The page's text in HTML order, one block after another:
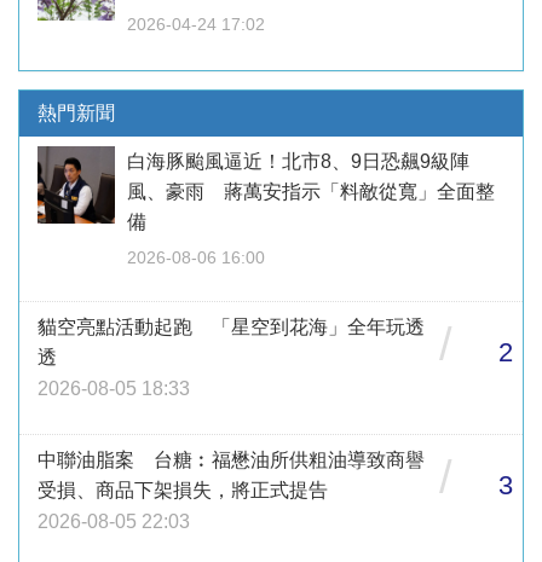
2026-04-24 17:02
熱門新聞
白海豚颱風逼近！北市8、9日恐飆9級陣
風、豪雨 蔣萬安指示「料敵從寬」全面整
備
2026-08-06 16:00
貓空亮點活動起跑 「星空到花海」全年玩透
透
2026-08-05 18:33
/ 2
中聯油脂案 台糖︰福懋油所供粗油導致商譽
受損、商品下架損失，將正式提告
2026-08-05 22:03
/ 3